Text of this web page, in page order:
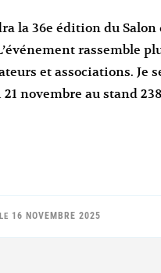
la 36e édition du
rassemble
et associations. Je
novembre au stand
16 NOVEMBRE 2025